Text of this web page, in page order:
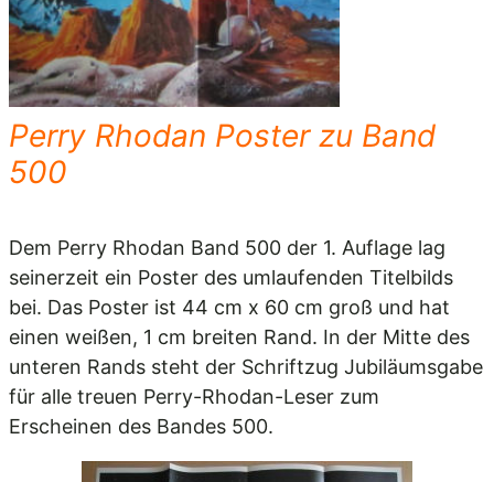
Perry Rhodan Poster zu Band
500
Dem Perry Rhodan Band 500 der 1. Auflage lag
seinerzeit ein Poster des umlaufenden Titelbilds
bei. Das Poster ist 44 cm x 60 cm groß und hat
einen weißen, 1 cm breiten Rand. In der Mitte des
unteren Rands steht der Schriftzug Jubiläumsgabe
für alle treuen Perry-Rhodan-Leser zum
Erscheinen des Bandes 500.